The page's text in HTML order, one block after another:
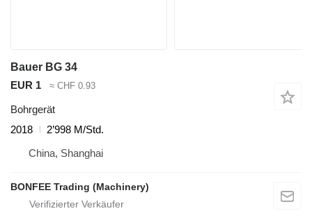
Bauer BG 34
EUR 1
≈ CHF 0.93
Bohrgerät
2018
2’998 M/Std.
China, Shanghai
BONFEE Trading (Machinery)